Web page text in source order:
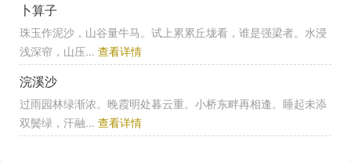
卜算子
珠玉作泥沙，山谷量牛马。试上累累丘垅看，谁是强梁者。水浸
浅深帘，山压... 查看详情
浣溪沙
过雨园林绿渐浓。晚霞明处暮云重。小桥东畔再相逢。睡起未添
双鬓绿，汗融... 查看详情